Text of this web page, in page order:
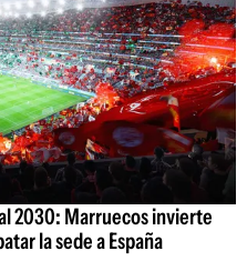
2030: Marruecos invierte
la sede a España